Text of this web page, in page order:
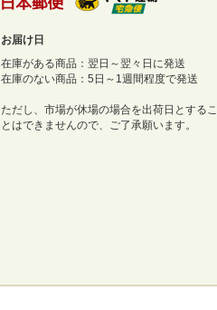
お届け日
在庫がある商品：翌日～翌々日に発送
在庫のない商品：5日～1週間程度で発送
ただし、市場が休場の場合を出荷日とするこ
とはできませんので、ご了承願います。